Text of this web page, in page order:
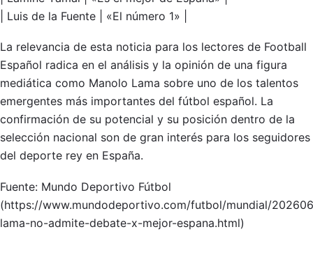
| Luis de la Fuente | «El número 1» |
La relevancia de esta noticia para los lectores de Football
Español radica en el análisis y la opinión de una figura
mediática como Manolo Lama sobre uno de los talentos
emergentes más importantes del fútbol español. La
confirmación de su potencial y su posición dentro de la
selección nacional son de gran interés para los seguidores
del deporte rey en España.
Fuente: Mundo Deportivo Fútbol
(https://www.mundodeportivo.com/futbol/mundial/
lama-no-admite-debate-x-mejor-espana.html)